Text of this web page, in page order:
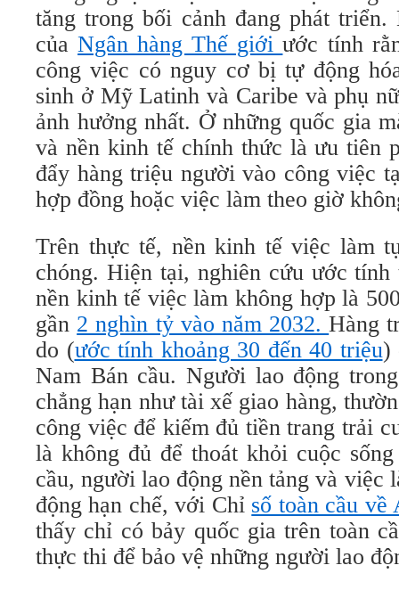
tăng trong bối cảnh đang phát
củaNgân hàng Thế giớiước tính
công việc có nguy cơ bị tự động
sinh ở Mỹ Latinh và Caribe và phụ
ảnh hưởng nhất. Ở những quốc gia
và nền kinh tế chính thức là ưu tiên
đẩy hàng triệu người vào công việc
hợp đồng hoặc việc làm theo giờ
Trên thực tế, nền kinh tế việc làm
chóng. Hiện tại, nghiên cứu ước tính
nền kinh tế việc làm không hợp là
gần 2 nghìn tỷ vào năm 2032.Hàng
do (ước tính khoảng 30 đến 40 triệu)
Nam Bán cầu. Người lao động
chẳng hạn như tài xế giao hàng,
công việc để kiếm đủ tiền trang trải
là không đủ để thoát khỏi cuộc
cầu, người lao động nền tảng và việc
động hạn chế, với Chỉ số toàn cầu
thấy chỉ có bảy quốc gia trên toàn
thực thi để bảo vệ những người lao